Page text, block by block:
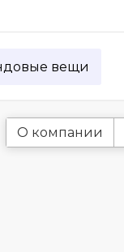
вещи
О компании